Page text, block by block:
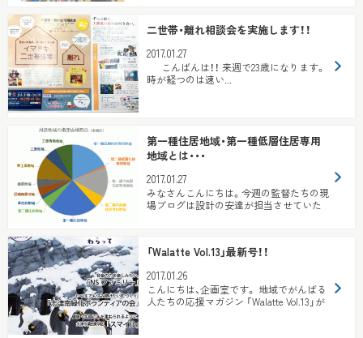
二世帯・離れ相談会を実施します！！
2017.01.27
こんばんは！！ 来週で23歳になります。
時が経つのは速い...
第一種住居地域・第一種低層住居専用
地域とは・・・
2017.01.27
みなさんこんにちは。今週の監督たちの現
場ブログは設計の安達が担当させていた
「Walatte Vol.13」最新号！！
2017.01.26
こんにちは、企画室です。 地域でがんばる
人たちの応援マガジン 「Walatte Vol.13」が